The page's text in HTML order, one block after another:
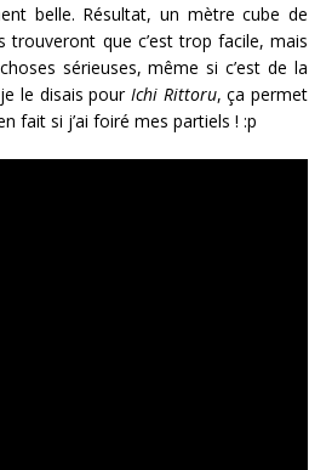
belle. Résultat, un mètre cube de
trouveront que c’est trop facile, mais
sérieuses, même si c’est de la
le disais pour Ichi Rittoru, ça permet
fait si j’ai foiré mes partiels ! :p